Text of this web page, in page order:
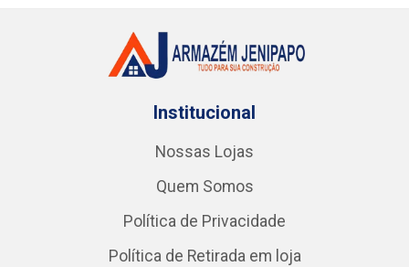
Institucional
Nossas Lojas
Quem Somos
Política de Privacidade
Política de Retirada em loja